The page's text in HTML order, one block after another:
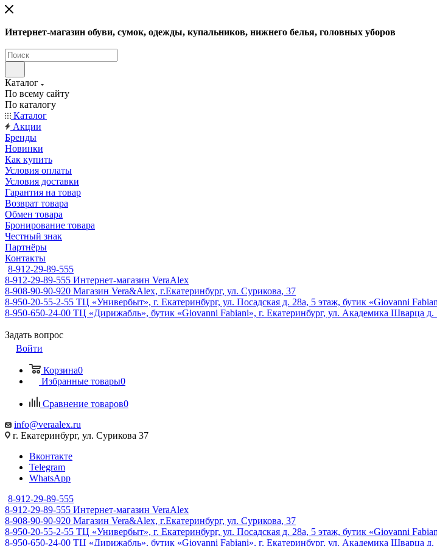
Интернет-магазин обуви, сумок, одежды, купальников, нижнего белья, головных уборов
Каталог
По всему сайту
По каталогу
Каталог
Акции
Бренды
Новинки
Как купить
Условия оплаты
Условия доставки
Гарантия на товар
Возврат товара
Обмен товара
Бронирование товара
Честный знак
Партнёры
Контакты
8-912-29-89-555
8-912-29-89-555 Интернет-магазин VeraAlex
8-908-90-90-920 Магазин Vera&Alex, г.Екатеринбург, ул. Сурикова, 37
8-950-20-55-2-55 ТЦ «Универбыт», г. Екатеринбург, ул. Посадская д. 28а, 5 этаж, бутик «Giovanni
8-950-650-24-00 ТЦ «Дирижабль», бутик «Giovanni Fabiani», г. Екатеринбург, ул. Академика Шварца д.
Задать вопрос
Войти
Корзина0
Избранные товары0
Сравнение товаров0
info@veraalex.ru
г. Екатеринбург, ул. Сурикова 37
Вконтакте
Telegram
WhatsApp
8-912-29-89-555
8-912-29-89-555 Интернет-магазин VeraAlex
8-908-90-90-920 Магазин Vera&Alex, г.Екатеринбург, ул. Сурикова, 37
8-950-20-55-2-55 ТЦ «Универбыт», г. Екатеринбург, ул. Посадская д. 28а, 5 этаж, бутик «Giovanni
8-950-650-24-00 ТЦ «Дирижабль», бутик «Giovanni Fabiani», г. Екатеринбург, ул. Академика Шварца д.